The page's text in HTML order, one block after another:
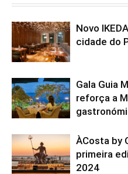
Novo
cidade do
Gala Guia
reforça a
ÀCosta by
primeira
2024